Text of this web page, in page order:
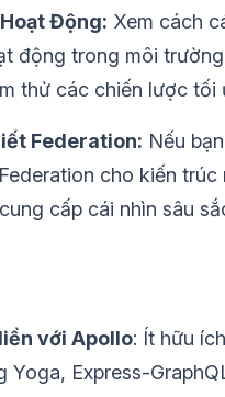
Động: Xem cách
động trong môi
thử các chiến lược tối
Federation: Nếu
cho kiến trúc
cấp cái nhìn sâu
với Apollo: Ít hữu
Yoga, Express-